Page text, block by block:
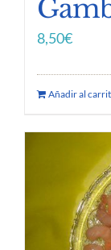
8,50€
Añadir al